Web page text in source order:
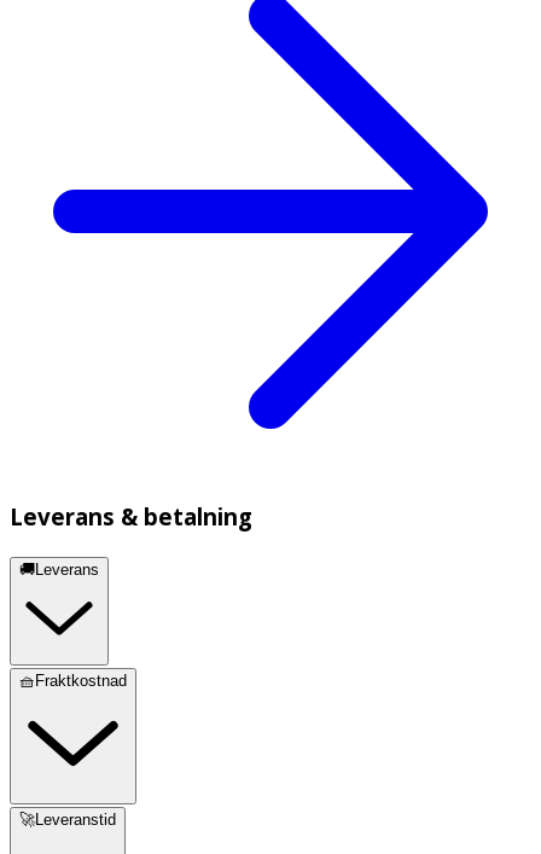
Leverans & betalning
🚚Leverans
🧺Fraktkostnad
🚀Leveranstid